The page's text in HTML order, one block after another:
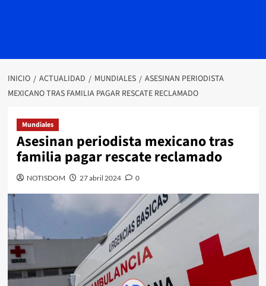
INICIO ACTUALIDAD MUNDIALES
ASESINAN PERIODISTA
MEXICANO TRAS FAMILIA PAGAR RESCATE RECLAMADO
Mundiales
Asesinan periodista mexicano tras
familia pagar rescate reclamado
NOTISDOM 27 abril 2024 0